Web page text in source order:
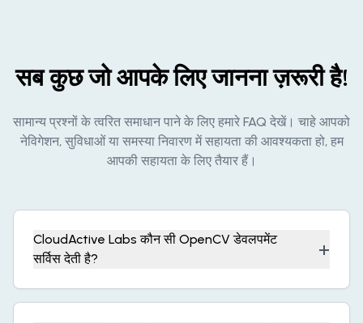
सब कुछ जो आपके लिए जानना ज़रूरी है!
सामान्य प्रश्नों के त्वरित समाधान पाने के लिए हमारे FAQ देखें। चाहे आपको
नेविगेशन, सुविधाओं या समस्या निवारण में सहायता की आवश्यकता हो, हम
आपकी सहायता के लिए तैयार हैं।
CloudActive Labs कौन सी OpenCV डेवलपमेंट
सर्विस देती है?
+